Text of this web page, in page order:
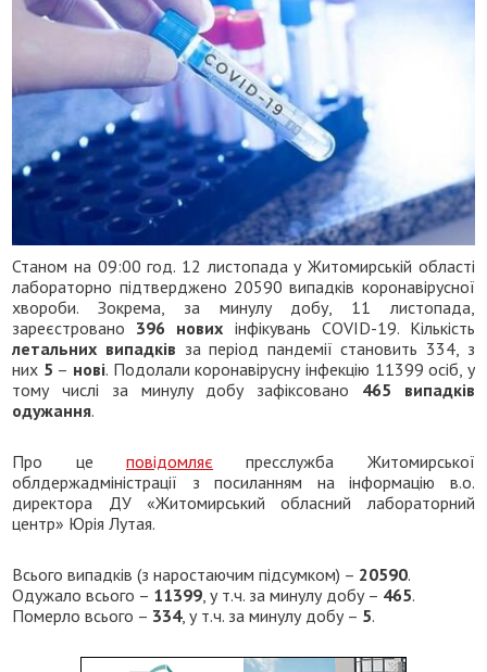
Станом на 09:00 год. 12 листопада у Житомирській області
лабораторно підтверджено 20590 випадків коронавірусної
хвороби. Зокрема, за минулу добу, 11 листопада,
зареєстровано 396 нових інфікувань COVID-19. Кількість
летальних випадків за період пандемії становить 334, з
них 5 – нові. Подолали коронавірусну інфекцію 11399 осіб, у
тому числі за минулу добу зафіксовано 465 випадків
одужання.
Про це повідомляє пресслужба Житомирської
облдержадміністрації з посиланням на інформацію в.о.
директора ДУ «Житомирський обласний лабораторний
центр» Юрія Лутая.
Всього випадків (з наростаючим підсумком) – 20590.
Одужало всього – 11399 , у т.ч. за минулу добу – 465.
Померло всього – 334, у т.ч. за минулу добу – 5.